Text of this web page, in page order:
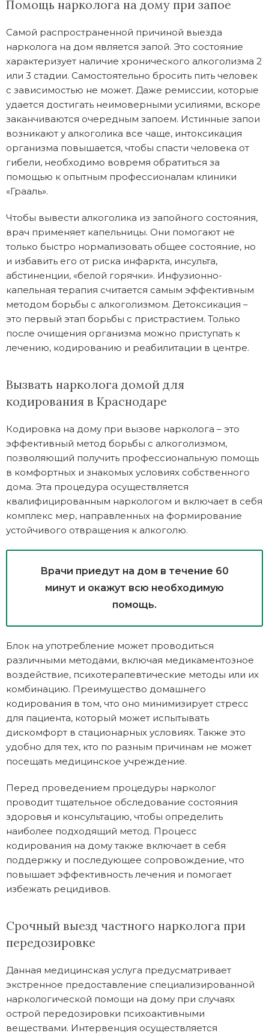
Помощь нарколога на дому при запое
Самой распространенной причиной выезда
нарколога на дом является запой. Это состояние
характеризует наличие хронического алкоголизма 2
или 3 стадии. Самостоятельно бросить пить человек
с зависимостью не может. Даже ремиссии, которые
удается достигать неимоверными усилиями, вскоре
заканчиваются очередным запоем. Истинные запои
возникают у алкоголика все чаще, интоксикация
организма повышается, чтобы спасти человека от
гибели, необходимо вовремя обратиться за
помощью к опытным профессионалам клиники
«Грааль».
Чтобы вывести алкоголика из запойного состояния,
врач применяет капельницы. Они помогают не
только быстро нормализовать общее состояние, но
и избавить его от риска инфаркта, инсульта,
абстиненции, «белой горячки». Инфузионно-
капельная терапия считается самым эффективным
методом борьбы с алкоголизмом. Детоксикация –
это первый этап борьбы с пристрастием. Только
после очищения организма можно приступать к
лечению, кодированию и реабилитации в центре.
Вызвать нарколога домой для
кодирования в Краснодаре
Кодировка на дому при вызове нарколога – это
эффективный метод борьбы с алкоголизмом,
позволяющий получить профессиональную помощь
в комфортных и знакомых условиях собственного
дома. Эта процедура осуществляется
квалифицированным наркологом и включает в себя
комплекс мер, направленных на формирование
устойчивого отвращения к алкоголю.
Врачи приедут на дом в течение 60
минут и окажут всю необходимую
помощь.
Блок на употребление может проводиться
различными методами, включая медикаментозное
воздействие, психотерапевтические методы или их
комбинацию. Преимущество домашнего
кодирования в том, что оно минимизирует стресс
для пациента, который может испытывать
дискомфорт в стационарных условиях. Также это
удобно для тех, кто по разным причинам не может
посещать медицинское учреждение.
Перед проведением процедуры нарколог
проводит тщательное обследование состояния
здоровья и консультацию, чтобы определить
наиболее подходящий метод. Процесс
кодирования на дому также включает в себя
поддержку и последующее сопровождение, что
повышает эффективность лечения и помогает
избежать рецидивов.
Срочный выезд частного нарколога при
передозировке
Данная медицинская услуга предусматривает
экстренное предоставление специализированной
наркологической помощи на дому при случаях
острой передозировки психоактивными
веществами. Интервенция осуществляется